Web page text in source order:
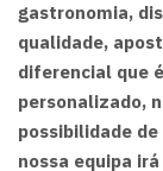
gastronomia,
qualidade,
diferencial que
personalizado,
possibilidade
nossa equipa